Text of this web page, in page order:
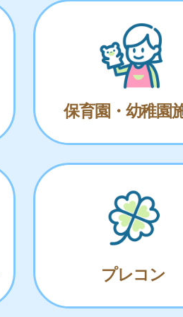
保育園・幼稚園
プレコン